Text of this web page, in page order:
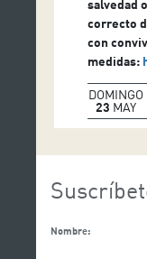
salvedad
correcto
con
medidas:
DOMINGO
23 MAY
Nombre: